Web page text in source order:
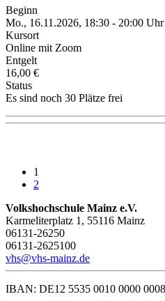
Beginn
Mo., 16.11.2026, 18:30 - 20:00 Uhr
Kursort
Online mit Zoom
Entgelt
16,00 €
Status
Es sind noch 30 Plätze frei
1
2
Volkshochschule Mainz e.V.
Karmeliterplatz 1, 55116 Mainz
06131-26250
06131-2625100
vhs@vhs-mainz.de
IBAN: DE12 5535 0010 0000